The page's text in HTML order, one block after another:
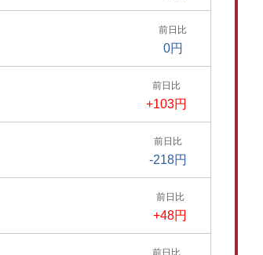
前日比
0円
前日比
+103円
前日比
-218円
前日比
+48円
前日比